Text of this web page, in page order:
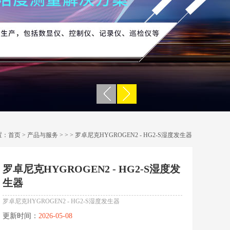
首页 > 产品与服务 > > > 罗卓尼克HYGROGEN2 - HG2-S湿度发生器
罗卓尼克HYGROGEN2 - HG2-S湿度发
生器
罗卓尼克HYGROGEN2 - HG2-S湿度发生器
更新时间： 2026-05-08